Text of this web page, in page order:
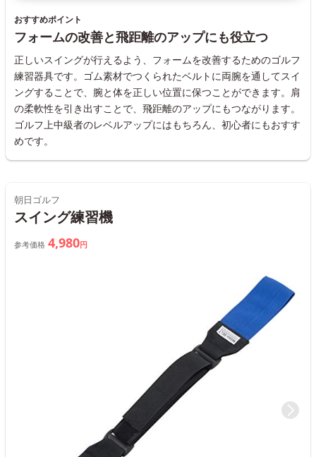
おすすめポイント
フォームの改善と飛距離のアップにも役立つ
正しいスイングが行えるよう、フォームを改善するためのゴルフ
練習器具です。ゴム素材でつくられたベルトに両腕を通してスイ
ングすることで、腕と体を正しい位置に保つことができます。肩
の柔軟性を引き出すことで、飛距離のアップにもつながります。
ゴルフ上中級者のレベルアップにはもちろん、初心者にもおすす
めです。
朝日ゴルフ
スイング練習機
参考価格 4,980円